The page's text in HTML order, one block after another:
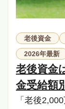
老後資金
2026年最新
老後資金
金受給額
「老後